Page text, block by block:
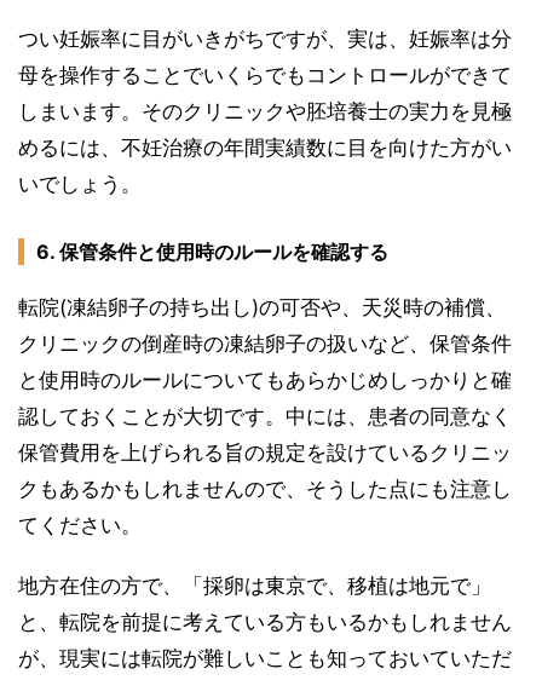
つい妊娠率に目がいきがちですが、実は、妊娠率は分
母を操作することでいくらでもコントロールができて
しまいます。そのクリニックや胚培養士の実力を見極
めるには、不妊治療の年間実績数に目を向けた方がい
いでしょう。
6. 保管条件と使用時のルールを確認する
転院(凍結卵子の持ち出し)の可否や、天災時の補償、
クリニックの倒産時の凍結卵子の扱いなど、保管条件
と使用時のルールについてもあらかじめしっかりと確
認しておくことが大切です。中には、患者の同意なく
保管費用を上げられる旨の規定を設けているクリニッ
クもあるかもしれませんので、そうした点にも注意し
てください。
地方在住の方で、「採卵は東京で、移植は地元で」
と、転院を前提に考えている方もいるかもしれません
が、現実には転院が難しいことも知っておいていただ